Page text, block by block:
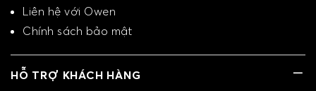
Liên hệ với Owen
Chính sách bảo mật
HỖ TRỢ KHÁCH HÀNG